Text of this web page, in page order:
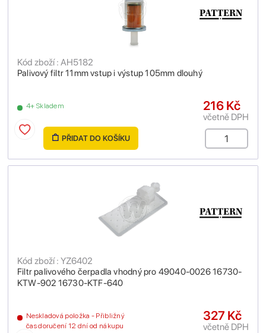
Palivový filtr 11mm vstup i výstup 105mm dlouhý
Kód zboží : AH5182
4+ Skladem 216 Kč
včetně DPH
PŘIDAT DO KOŠÍKU
Filtr palivového čerpadla vhodný pro 49040-0026 16730-
KTW-902 16730-KTF-640
Kód zboží : YZ6402
Neskladová položka - Přibližný
čas doručení 12 dní od nákupu
327 Kč
včetně DPH